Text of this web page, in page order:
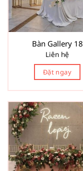
Bàn Gallery 18
Liên hệ
Đặt ngay